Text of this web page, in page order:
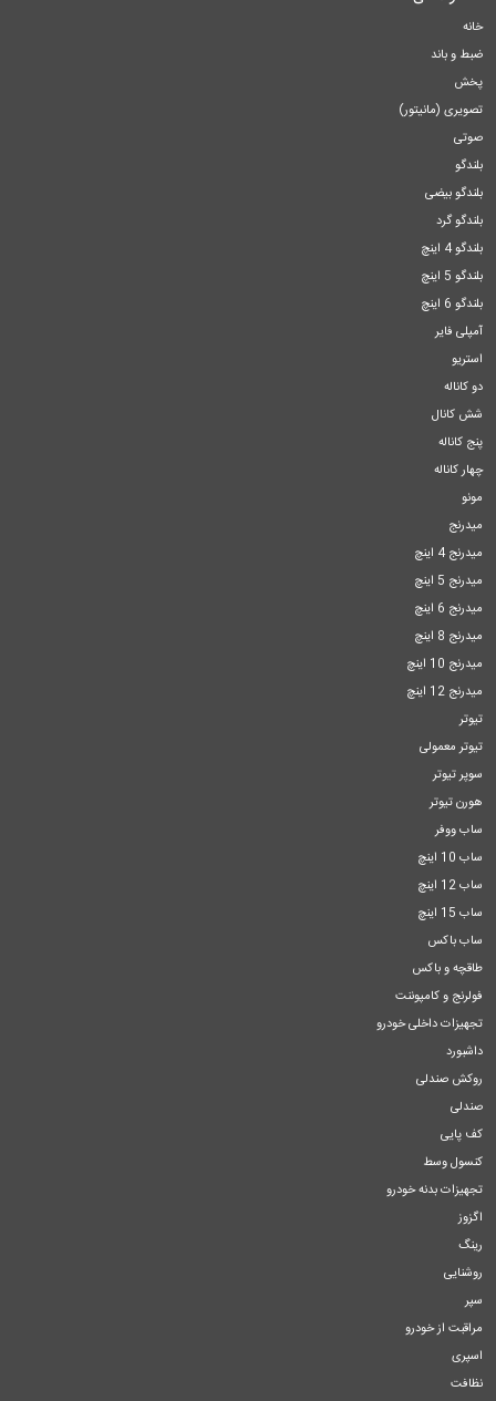
خانه
ضبط و باند
پخش
تصویری (مانیتور)
صوتی
بلندگو
بلندگو بیضی
بلندگو گرد
بلندگو 4 اینچ
بلندگو 5 اینچ
بلندگو 6 اینچ
آمپلی فایر
استریو
دو کاناله
شش کانال
پنج کاناله
چهار کاناله
مونو
میدرنج
میدرنج 4 اینچ
میدرنج 5 اینچ
میدرنج 6 اینچ
میدرنج 8 اینچ
میدرنج 10 اینچ
میدرنج 12 اینچ
تیوتر
تیوتر معمولی
سوپر تیوتر
هورن تیوتر
ساب ووفر
ساب 10 اینچ
ساب 12 اینچ
ساب 15 اینچ
ساب باکس
طاقچه و باکس
فولرنج و کامپوننت
تجهیزات داخلی خودرو
داشبورد
روکش صندلی
صندلی
کف پایی
کنسول وسط
تجهیزات بدنه خودرو
اگزوز
رینگ
روشنایی
سپر
مراقبت از خودرو
اسپری
نظافت